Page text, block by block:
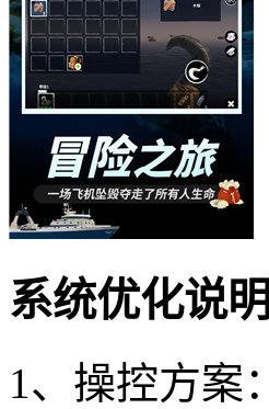
系统优化说明
1、操控方案